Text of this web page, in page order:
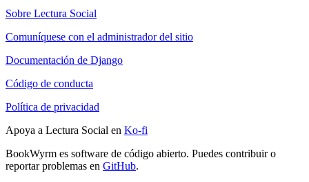
Sobre Lectura Social
Comuníquese con el administrador del sitio
Documentación de Django
Código de conducta
Política de privacidad
Apoya a Lectura Social en Ko-fi
BookWyrm es software de código abierto. Puedes contribuir o
reportar problemas en GitHub.